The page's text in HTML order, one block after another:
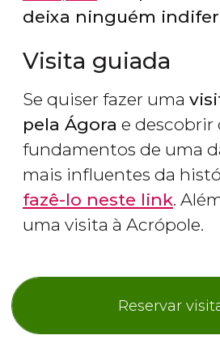
deixa ninguém
Visita guiada
Se quiser fazer uma
pela Ágora e descobrir
fundamentos de uma
mais influentes da
fazê-lo neste link.
uma visita à Acrópole.
Reservar